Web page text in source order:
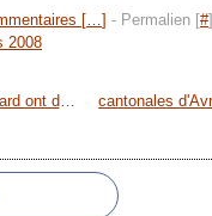
[…] - Permalien [#]
2008
élection d'Avranches : Huet et Gouédard ont débattu sur France 3 Basse-Normandie